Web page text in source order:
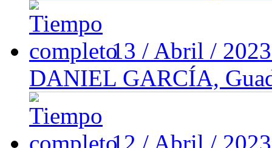
13 / Abril /
DANIEL GARCÍA,